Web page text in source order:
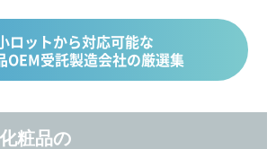
ロットから対応可能な
OEM受託製造会社の厳選集
粧品の